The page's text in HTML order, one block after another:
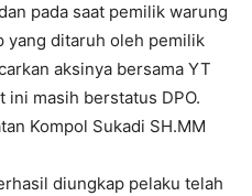
pada saat pemilik warung
yang ditaruh oleh pemilik
aksinya bersama YT
ini masih berstatus DPO.
Kompol Sukadi SH.MM
diungkap pelaku telah